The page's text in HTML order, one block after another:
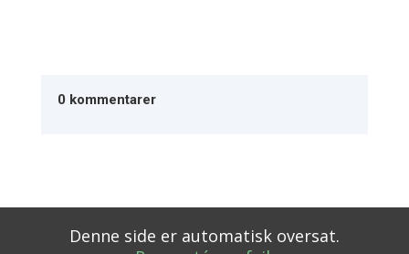
0 kommentarer
Denne side er automatisk oversat.